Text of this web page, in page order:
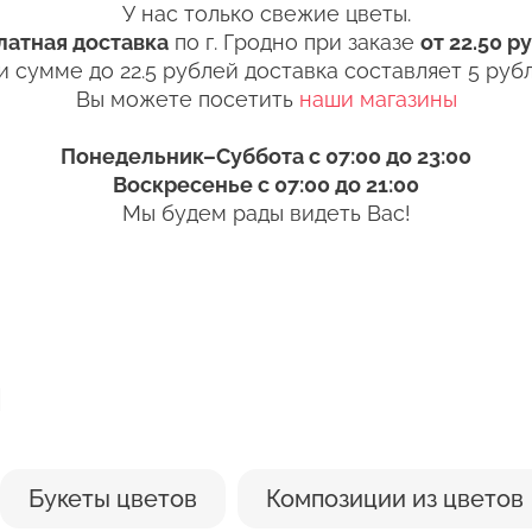
У нас только свежие цветы.
доставка по г. Гродно при заказе от 22.50
сумме до 22.5 рублей доставка составляет 5
Вы можете посетить наши магазины
Понедельник–Суббота с 07:00 до 23:00
Воскресенье с 07:00 до 21:00
Мы будем рады видеть Вас!
прохладная, а также не забывайте менять воду
перед тем, как поставить в вазу. Срез
цветы в вазу, нижние листья следует удалить.
продукты разложения. Это тоже ускорит
букета в доме, избегайте близости
Букеты цветов Композиции из цветов
Готово
Изменить адрес
Пожалуйста, заполните
связаться с